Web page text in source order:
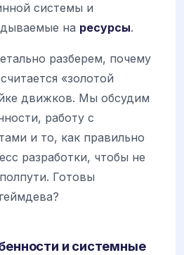
системы и
на ресурсы.
разберем, почему
«золотой
движков. Мы обсудим
работу с
и то, как правильно
разработки, чтобы не
Готовы
и системные